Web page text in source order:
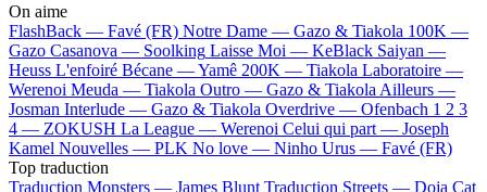
On aime
FlashBack — Favé (FR) Notre Dame — Gazo & Tiakola 100K —
Gazo Casanova — Soolking Laisse Moi — KeBlack Saiyan —
Heuss L'enfoiré Bécane —Yamê 200K — Tiakola Laboratoire —
Werenoi Meuda — Tiakola Outro — Gazo & Tiakola Ailleurs —
Josman Interlude — Gazo & Tiakola Overdrive — Ofenbach 1 2 3
4 — ZOKUSH La League — Werenoi Celui qui part — Joseph
Kamel Nouvelles — PLK No love — Ninho Urus — Favé (FR)
Top traduction
Traduction Monsters — James Blunt Traduction Streets — Doja Cat